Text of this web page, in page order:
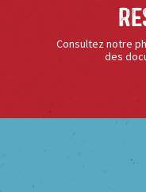
Consultez notre
des